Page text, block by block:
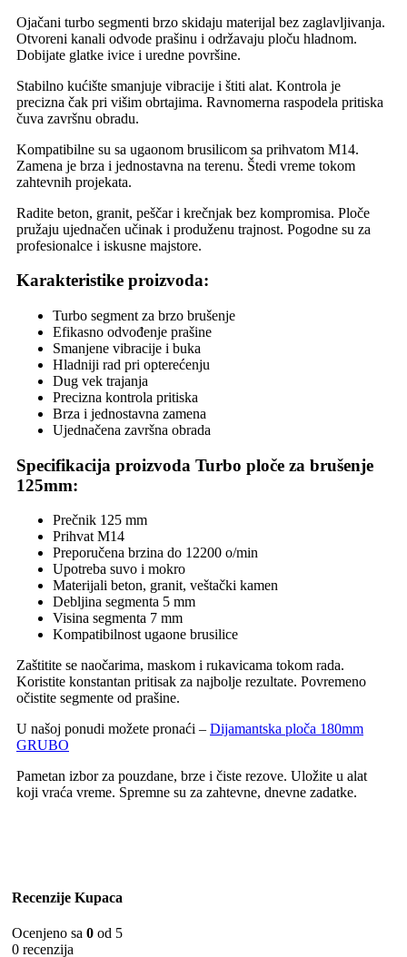
Ojačani turbo segmenti brzo skidaju materijal bez zaglavljivanja.
Otvoreni kanali odvode prašinu i održavaju ploču hladnom.
Dobijate glatke ivice i uredne površine.
Stabilno kućište smanjuje vibracije i štiti alat. Kontrola je
precizna čak pri višim obrtajima. Ravnomerna raspodela pritiska
čuva završnu obradu.
Kompatibilne su sa ugaonom brusilicom sa prihvatom M14.
Zamena je brza i jednostavna na terenu. Štedi vreme tokom
zahtevnih projekata.
Radite beton, granit, peščar i krečnjak bez kompromisa. Ploče
pružaju ujednačen učinak i produženu trajnost. Pogodne su za
profesionalce i iskusne majstore.
Karakteristike proizvoda:
Turbo segment za brzo brušenje
Efikasno odvođenje prašine
Smanjene vibracije i buka
Hladniji rad pri opterećenju
Dug vek trajanja
Precizna kontrola pritiska
Brza i jednostavna zamena
Ujednačena završna obrada
Specifikacija proizvoda Turbo ploče za brušenje
125mm:
Prečnik 125 mm
Prihvat M14
Preporučena brzina do 12200 o/min
Upotreba suvo i mokro
Materijali beton, granit, veštački kamen
Debljina segmenta 5 mm
Visina segmenta 7 mm
Kompatibilnost ugaone brusilice
Zaštitite se naočarima, maskom i rukavicama tokom rada.
Koristite konstantan pritisak za najbolje rezultate. Povremeno
očistite segmente od prašine.
U našoj ponudi možete pronaći – Dijamantska ploča 180mm
GRUBO
Pametan izbor za pouzdane, brze i čiste rezove. Uložite u alat
koji vraća vreme. Spremne su za zahtevne, dnevne zadatke.
Recenzije Kupaca
Ocenjeno sa 0 od 5
0 recenzija